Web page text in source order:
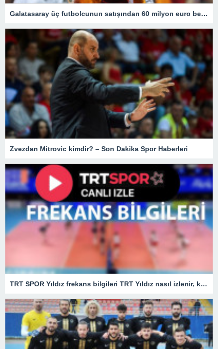
Galatasaray üç futbolcunun satışından 60 milyon euro bekliyor
Zvezdan Mitrovic kimdir? – Son Dakika Spor Haberleri
TRT SPOR Yıldız frekans bilgileri TRT Yıldız nasıl izlenir, kaçıncı kanalda?